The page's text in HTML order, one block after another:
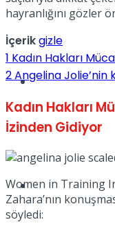
Müzik
Sinema
View All Result
hayranlığını gözler
İçerikgizle
1 Kadın Hakları
2Angelina Jolie’nin
Kadın Hakları
İzinden Gidiyor
Women in Training
Zahara’nın
söyledi: